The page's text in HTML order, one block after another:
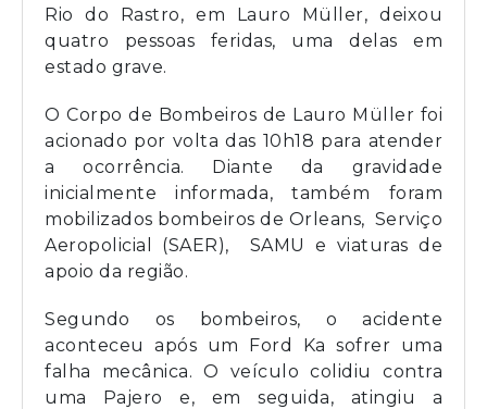
Rio do Rastro, em Lauro Müller, deixou
quatro pessoas feridas, uma delas em
estado grave.
O Corpo de Bombeiros de Lauro Müller foi
acionado por volta das 10h18 para atender
a ocorrência. Diante da gravidade
inicialmente informada, também foram
mobilizados bombeiros de Orleans, Serviço
Aeropolicial (SAER), SAMU e viaturas de
apoio da região.
Segundo os bombeiros, o acidente
aconteceu após um Ford Ka sofrer uma
falha mecânica. O veículo colidiu contra
uma Pajero e, em seguida, atingiu a